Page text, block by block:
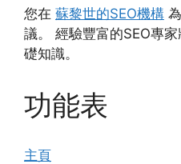
您在 蘇黎世的SEO機構
議。 經驗豐富的SEO專
礎知識。
功能表
主頁